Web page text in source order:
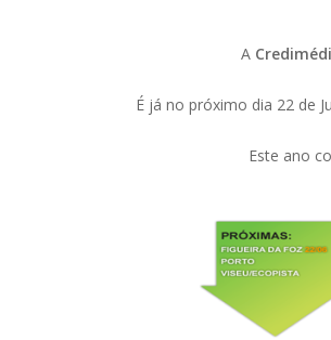
A
É já no próximo dia 22 de
Este ano